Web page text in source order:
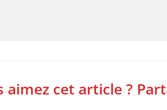
aimez cet article ?